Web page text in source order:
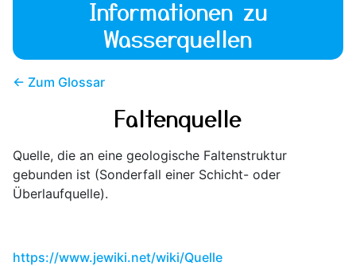
Informationen zu
Wasserquellen
← Zum Glossar
Faltenquelle
Quelle, die an eine geologische Faltenstruktur
gebunden ist (Sonderfall einer Schicht- oder
Überlaufquelle).
https://www.jewiki.net/wiki/Quelle